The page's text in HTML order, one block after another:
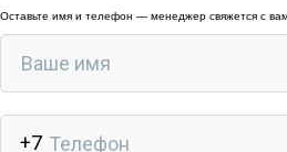
Оставьте имя и телефон — менеджер свяжется с